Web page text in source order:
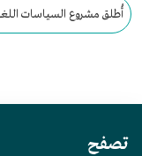
أُطلق مشروع السياسات
تصفح